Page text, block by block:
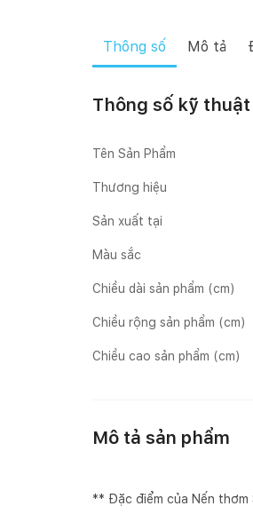
Thông số Mô tả
Thông số kỹ thuật
Tên Sản Phẩm
Thương hiệu
Sản xuất tại
Màu sắc
Chiều dài sản phẩm (cm)
Chiều rộng sản phẩm (cm)
Chiều cao sản phẩm (cm)
Mô tả sản phẩm
** Đặc điểm của Nến thơm